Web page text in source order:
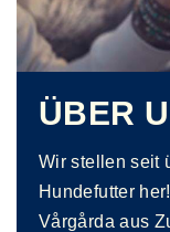
ÜBER
Wir stellen seit
Hundefutter
Vårgårda aus